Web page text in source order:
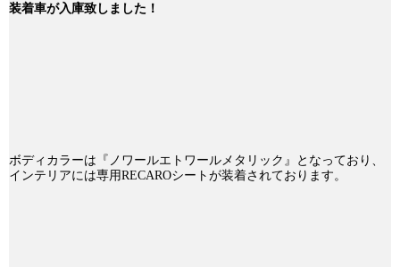
装着車が入庫致しました！
ボディカラーは『ノワールエトワールメタリック』となっており、
インテリアには専用RECAROシートが装着されております。